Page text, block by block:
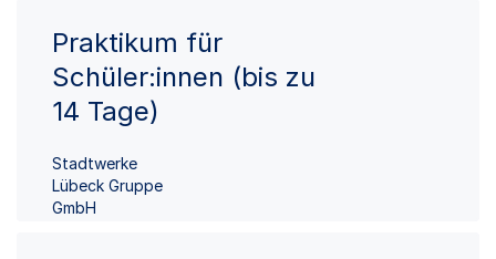
Praktikum für
Schüler:innen (bis zu
14 Tage)
Stadtwerke
Lübeck Gruppe
GmbH